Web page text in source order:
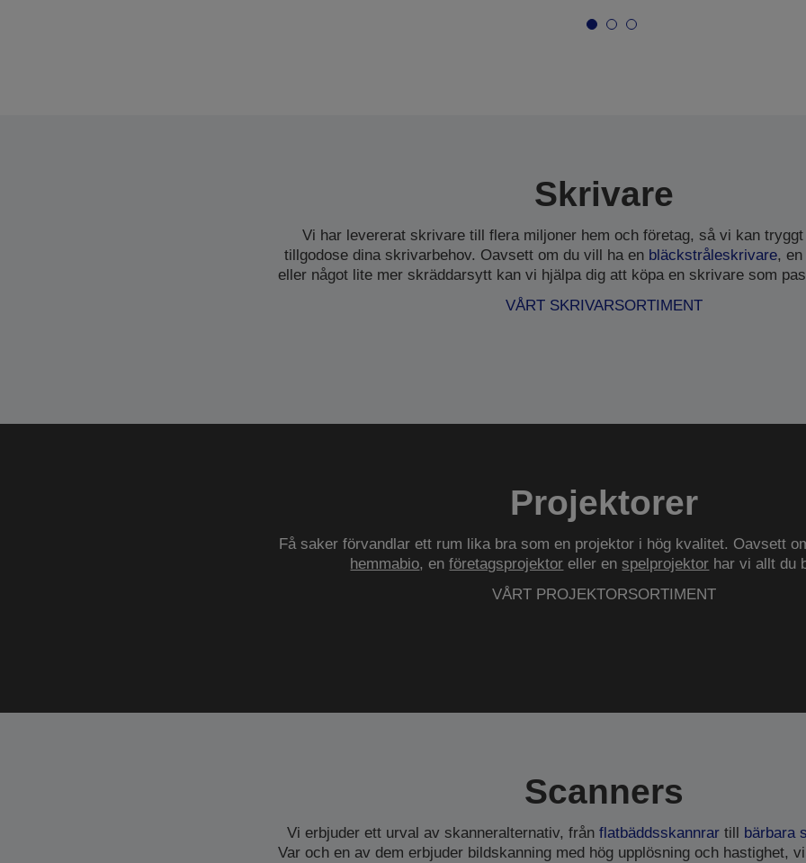
Skrivare
Vi har levererat skrivare till flera miljoner hem och företag, så vi kan
tillgodose dina skrivarbehov. Oavsett om du vill ha en bläckstråleskrivare, en
eller något lite mer skräddarsytt kan vi hjälpa dig att köpa en skrivare som
VÅRT SKRIVARSORTIMENT
Projektorer
Få saker förvandlar ett rum lika bra som en projektor i hög kvalitet. Oavsett
hemmabio, enföretagsprojektor eller en spelprojektor har vi allt du
VÅRT PROJEKTORSORTIMENT
Scanners
Vi erbjuder ett urval av skanneralternativ, från flatbäddsskannrartill bärbara
Var och en av dem erbjuder bildskanning med hög upplösning och hastighet,